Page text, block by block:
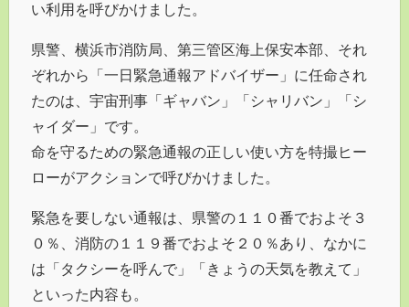
い利用を呼びかけました。
県警、横浜市消防局、第三管区海上保安本部、それ
ぞれから「一日緊急通報アドバイザー」に任命され
たのは、宇宙刑事「ギャバン」「シャリバン」「シ
ャイダー」です。
命を守るための緊急通報の正しい使い方を特撮ヒー
ローがアクションで呼びかけました。
緊急を要しない通報は、県警の１１０番でおよそ３
０％、消防の１１９番でおよそ２０％あり、なかに
は「タクシーを呼んで」「きょうの天気を教えて」
といった内容も。